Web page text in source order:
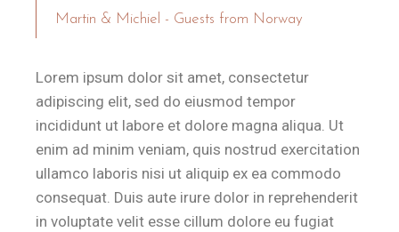
Martin & Michiel - Guests from Norway
Lorem ipsum dolor sit amet, consectetur
adipiscing elit, sed do eiusmod tempor
incididunt ut labore et dolore magna aliqua. Ut
enim ad minim veniam, quis nostrud exercitation
ullamco laboris nisi ut aliquip ex ea commodo
consequat. Duis aute irure dolor in reprehenderit
in voluptate velit esse cillum dolore eu fugiat